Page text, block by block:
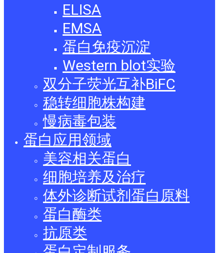
ELISA
EMSA
蛋白免疫沉淀
Western blot实验
双分子荧光互补BiFC
稳转细胞株构建
慢病毒包装
蛋白应用领域
美容相关蛋白
细胞培养及治疗
体外诊断试剂蛋白原料
蛋白酶类
抗原类